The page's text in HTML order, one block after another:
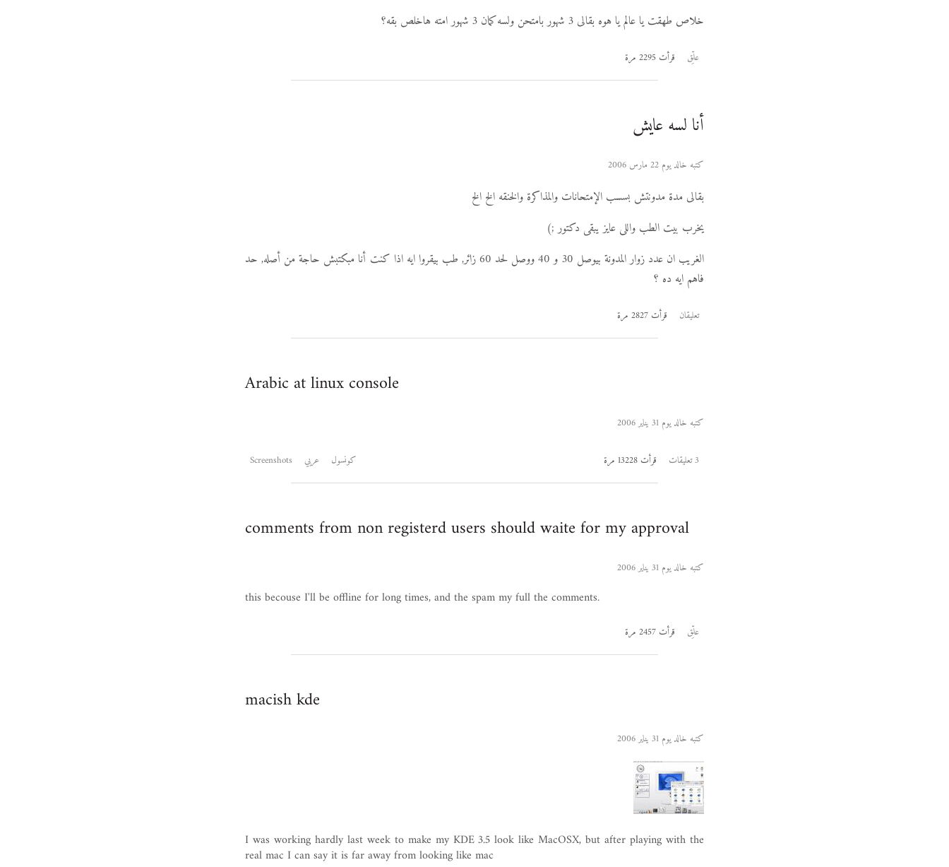
خلاص طهقت يا عالم يا هوه بقالى 3 شهور بامتحن ولسه كمان 3 شهور امته هاخلص بقه؟
علِّق قرأت 2295 مرة
أنا لسه عايش
كتبه خالد يوم 22 مارس 2006
بقالى مدة مدونتش بسسب الإمتحانات والمذاكرة والخنقه الخ الخ
يخرب بيت الطب واللى عايز يبقى دكتور ;)
الغريب ان عدد زوار المدونة بيوصل 30 و 40 ووصل لحد 60 زائر, طب بيقروا ايه اذا كنت أنا مبكتبش حاجة من أصله, حد
فاهم ايه ده ؟
تعليقان قرأت 2827 مرة
Arabic at linux console
كتبه خالد يوم 31 يناير 2006
Screenshots عربي كونسول 3 تعليقات قرأت 13228 مرة
comments from non registerd users should waite for my approval
كتبه خالد يوم 31 يناير 2006
this becouse I'll be offline for long times, and the spam my full the comments.
علِّق قرأت 2457 مرة
macish kde
كتبه خالد يوم 31 يناير 2006
I was working hardly last week to make my KDE 3.5 look like MacOSX, but after playing with the
real mac I can say it is far away from looking like mac